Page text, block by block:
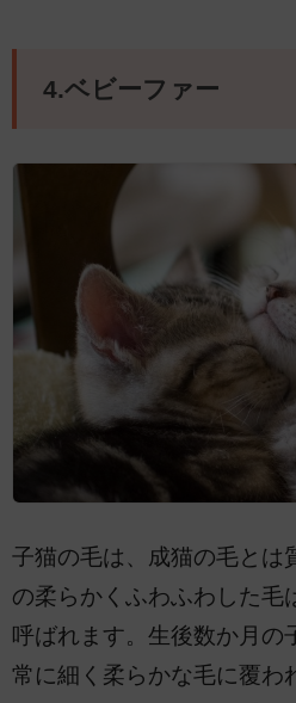
4.ベビーファー
子猫の毛は、成猫の毛とは
の柔らかくふわふわした毛
呼ばれます。生後数か月の
常に細く柔らかな毛に覆わ